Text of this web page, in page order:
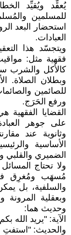
يُعقِّد ويُقيِّد
للمسلمين
استحضار البعد
العبادات.
ويتجسّد هذا
فقهية مثل:
كالأكل والشرب
وبطلان الصلاة.
للصائمين
ورفع الحَرَج.
القضايا
على جوهر
وثانوية عند
الأساسية
الضميري والقلبي
ولا تحتاج
مُسهَب ومُغرِق في
والسلفية، بل
وبعقلية
وحديث هما:
الآية: "يريد الله
والحديث: "استفتِ